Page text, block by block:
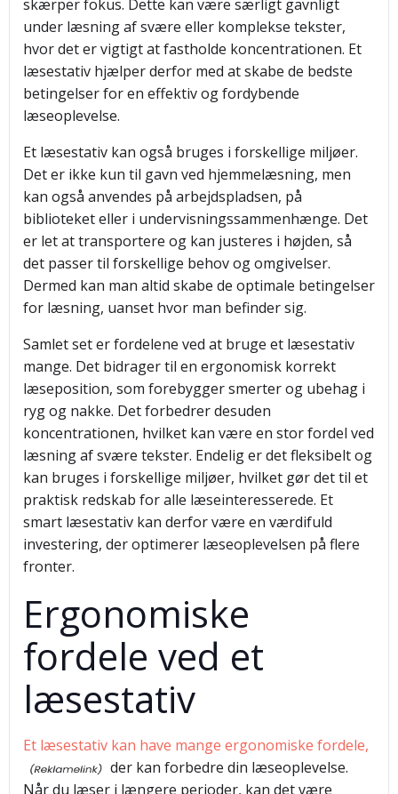
skærper fokus. Dette kan være særligt gavnligt
under læsning af svære eller komplekse tekster,
hvor det er vigtigt at fastholde koncentrationen. Et
læsestativ hjælper derfor med at skabe de bedste
betingelser for en effektiv og fordybende
læseoplevelse.
Et læsestativ kan også bruges i forskellige miljøer.
Det er ikke kun til gavn ved hjemmelæsning, men
kan også anvendes på arbejdspladsen, på
biblioteket eller i undervisningssammenhænge. Det
er let at transportere og kan justeres i højden, så
det passer til forskellige behov og omgivelser.
Dermed kan man altid skabe de optimale betingelser
for læsning, uanset hvor man befinder sig.
Samlet set er fordelene ved at bruge et læsestativ
mange. Det bidrager til en ergonomisk korrekt
læseposition, som forebygger smerter og ubehag i
ryg og nakke. Det forbedrer desuden
koncentrationen, hvilket kan være en stor fordel ved
læsning af svære tekster. Endelig er det fleksibelt og
kan bruges i forskellige miljøer, hvilket gør det til et
praktisk redskab for alle læseinteresserede. Et
smart læsestativ kan derfor være en værdifuld
investering, der optimerer læseoplevelsen på flere
fronter.
Ergonomiske
fordele ved et
læsestativ
Et læsestativ kan have mange ergonomiske fordele,
der kan forbedre din læseoplevelse.
Når du læser i længere perioder, kan det være